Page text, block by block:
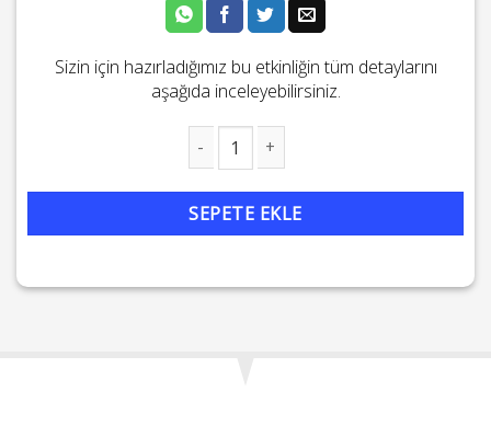
Sizin için hazırladığımız bu etkinliğin tüm detaylarını
aşağıda inceleyebilirsiniz.
SEPETE EKLE